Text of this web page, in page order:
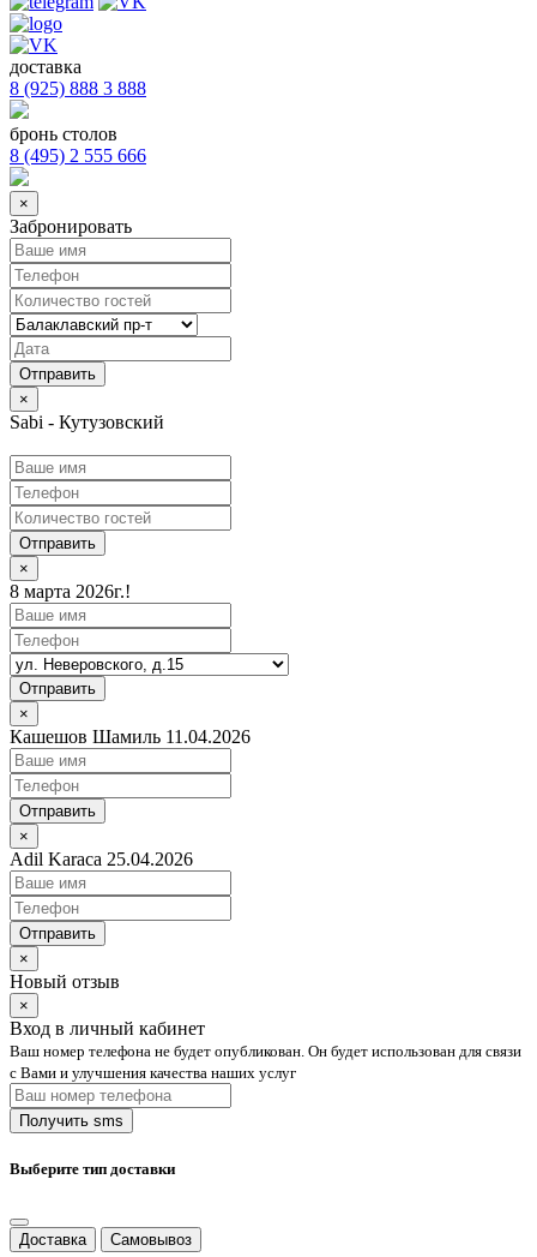
доставка
8 (925) 888 3 888
бронь столов
8 (495) 2 555 666
×
Забронировать
×
Sabi - Кутузовский
Отправить
×
8 марта 2026г.!
Отправить
×
Кашешов Шамиль 11.04.2026
Отправить
×
Adil Karaca 25.04.2026
Отправить
×
Новый отзыв
×
Вход в личный кабинет
Ваш номер телефона не будет опубликован. Он будет использован для связи
с Вами и улучшения качества наших услуг
Выберите тип доставки
Доставка Самовывоз